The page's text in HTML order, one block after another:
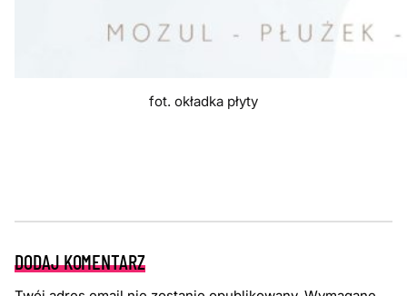
fot. okładka płyty
DODAJ KOMENTARZ